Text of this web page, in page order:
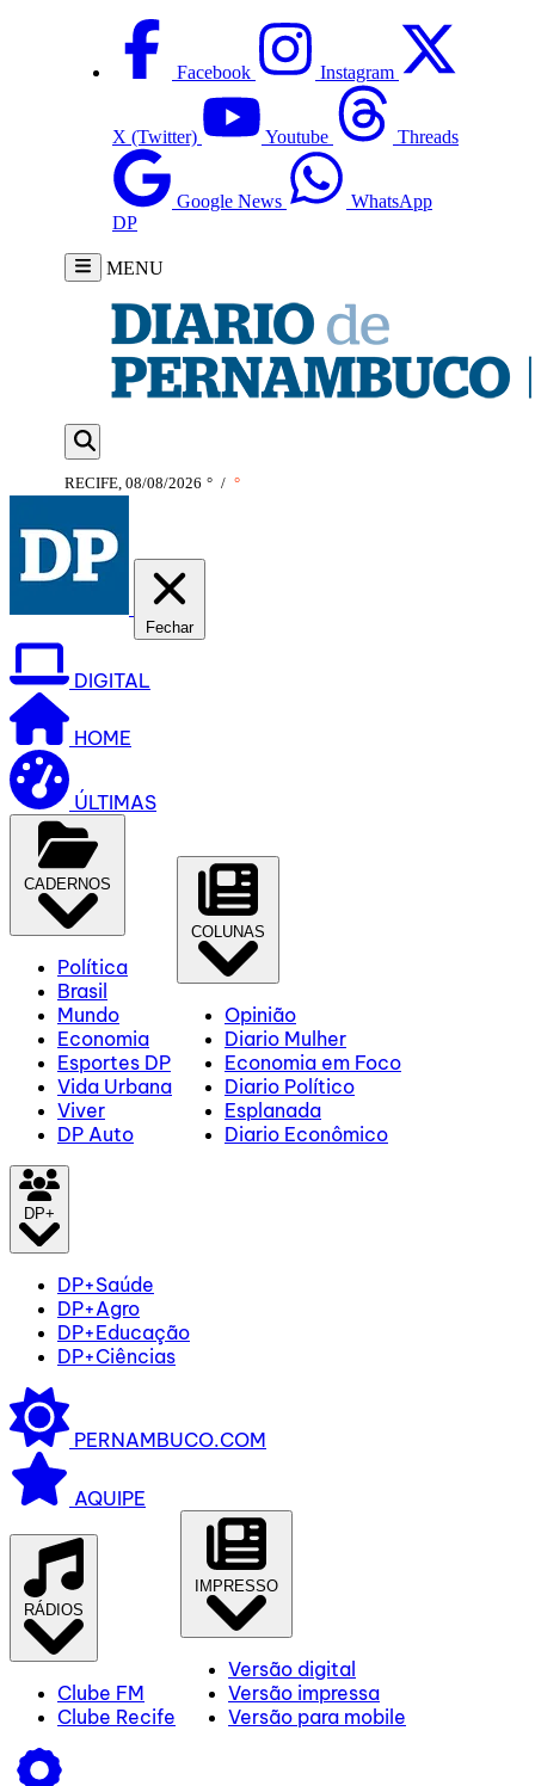
Facebook Instagram
X (Twitter) Youtube Threads
Google News
WhatsApp
DP
MENU
RECIFE, 08/08/2026 ° / °
Fechar
DIGITAL
HOME
ÚLTIMAS
CADERNOS
Política
Brasil
Mundo
Economia
Esportes DP
Vida Urbana
Viver
DP Auto
COLUNAS
Opinião
Diario Mulher
Economia em Foco
Diario Político
Esplanada
Diario Econômico
DP+
DP+Saúde
DP+Agro
DP+Educação
DP+Ciências
PERNAMBUCO.COM
AQUIPE
RÁDIOS
Clube FM
Clube Recife
IMPRESSO
Versão digital
Versão impressa
Versão para mobile